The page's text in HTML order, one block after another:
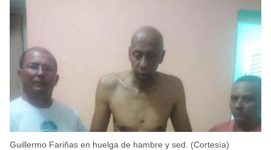
Guillermo Fariñas en huelga de hambre y sed. (Cortesía)